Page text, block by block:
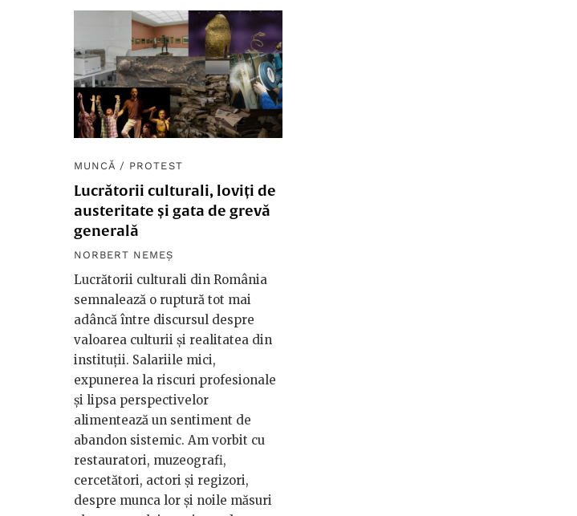
MUNCĂ / PROTEST
Lucrătorii culturali, loviți de
austeritate și gata de grevă
generală
NORBERT NEMEȘ
Lucrătorii culturali din România
semnalează o ruptură tot mai
adâncă între discursul despre
valoarea culturii și realitatea din
instituții. Salariile mici,
expunerea la riscuri profesionale
și lipsa perspectivelor
alimentează un sentiment de
abandon sistemic. Am vorbit cu
restauratori, muzeografi,
cercetători, actori și regizori,
despre munca lor și noile măsuri